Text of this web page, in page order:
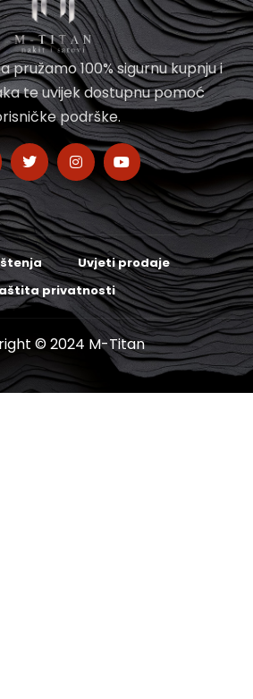
pružamo 100% sigurnu kupnju i
te uvijek dostupnu pomoć
podrške.
Uvjeti prodaje
privatnosti
© 2024 M-Titan